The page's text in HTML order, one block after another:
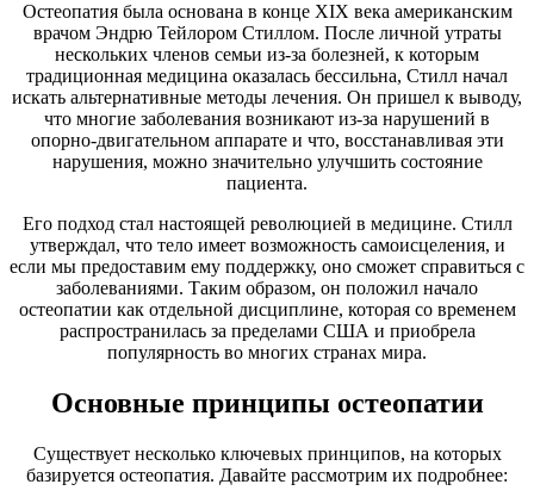
Остеопатия была основана в конце XIX века американским
врачом Эндрю Тейлором Стиллом. После личной утраты
нескольких членов семьи из-за болезней, к которым
традиционная медицина оказалась бессильна, Стилл начал
искать альтернативные методы лечения. Он пришел к выводу,
что многие заболевания возникают из-за нарушений в
опорно-двигательном аппарате и что, восстанавливая эти
нарушения, можно значительно улучшить состояние
пациента.
Его подход стал настоящей революцией в медицине. Стилл
утверждал, что тело имеет возможность самоисцеления, и
если мы предоставим ему поддержку, оно сможет справиться с
заболеваниями. Таким образом, он положил начало
остеопатии как отдельной дисциплине, которая со временем
распространилась за пределами США и приобрела
популярность во многих странах мира.
Основные принципы остеопатии
Существует несколько ключевых принципов, на которых
базируется остеопатия. Давайте рассмотрим их подробнее: